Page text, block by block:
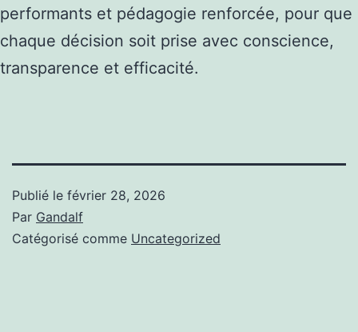
performants et pédagogie renforcée, pour que
chaque décision soit prise avec conscience,
transparence et efficacité.
Publié le février 28, 2026
Par Gandalf
Catégorisé comme Uncategorized